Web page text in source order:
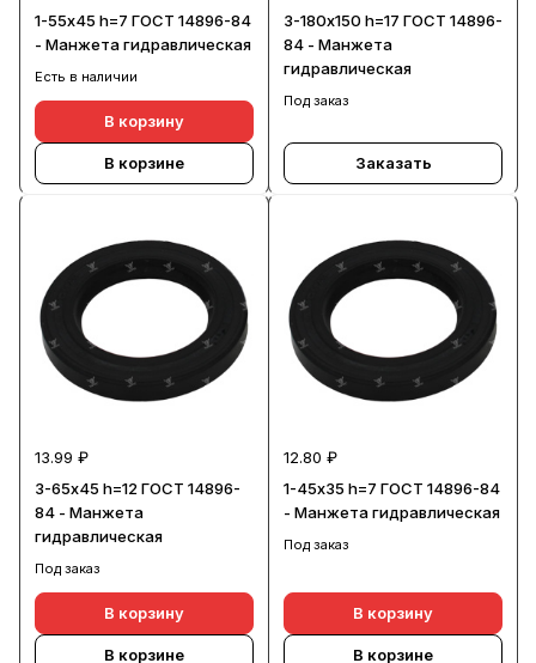
1-55х45 h=7 ГОСТ 14896-84
- Манжета гидравлическая
Есть в наличии
В корзину
В корзине
3-180х150 h=17 ГОСТ 14896-
84 - Манжета
гидравлическая
Под заказ
Заказать
13.99 ₽
3-65х45 h=12 ГОСТ 14896-
84 - Манжета
гидравлическая
Под заказ
В корзину
В корзине
12.80 ₽
1-45х35 h=7 ГОСТ 14896-84
- Манжета гидравлическая
Под заказ
В корзину
В корзине